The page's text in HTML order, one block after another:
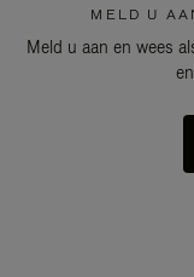
MELD U
Meld u aan en wees